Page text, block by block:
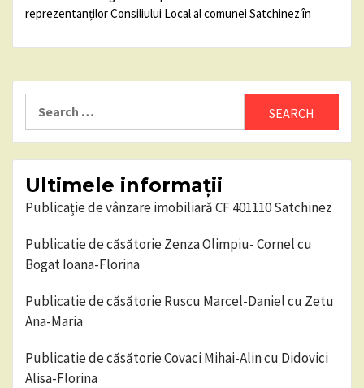
reprezentanților Consiliului Local al comunei Satchinez în
Ultimele informații
Publicație de vânzare imobiliară CF 401110 Satchinez
Publicatie de căsătorie Zenza Olimpiu- Cornel cu
Bogat Ioana-Florina
Publicatie de căsătorie Ruscu Marcel-Daniel cu Zetu
Ana-Maria
Publicatie de căsătorie Covaci Mihai-Alin cu Didovici
Alisa-Florina